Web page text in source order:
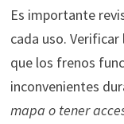
Es importante
cada uso.
que los frenos
inconvenientes
mapa o tener